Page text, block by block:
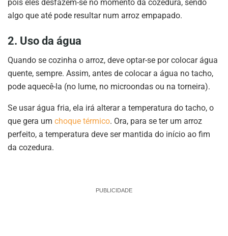
pois eles desfazem-se no momento da cozedura, sendo
algo que até pode resultar num arroz empapado.
2. Uso da água
Quando se cozinha o arroz, deve optar-se por colocar água
quente, sempre. Assim, antes de colocar a água no tacho,
pode aquecê-la (no lume, no microondas ou na torneira).
Se usar água fria, ela irá alterar a temperatura do tacho, o
que gera um choque térmico. Ora, para se ter um arroz
perfeito, a temperatura deve ser mantida do início ao fim
da cozedura.
PUBLICIDADE